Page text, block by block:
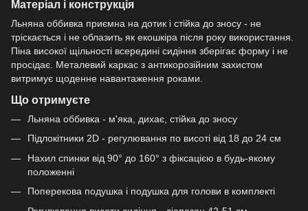
Матеріал і конструкція
Льняна оббивка приємна на дотик і стійка до зносу - не
тріскається і не облазить як екошкіра після року використання.
Піна високої щільності всередині сидіння зберігає форму і не
просідає. Металевий каркас з антикорозійним захистом
витримує щоденне навантаження роками.
Що отримуєте
Льняна оббивка - м'яка, дихає, стійка до зносу
Підлокітники 2D - регулювання по висоті від 18 до 24 см
Нахил спинки від 90° до 160° з фіксацією в будь-якому
положенні
Поперекова подушка і подушка для голови в комплекті